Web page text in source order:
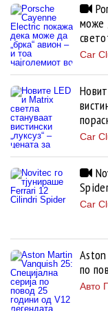
може
Car
Car
Car
Aston
по
Авто